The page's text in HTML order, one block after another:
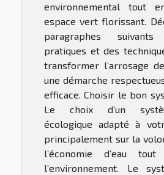
environnemental tout
espace vert florissant.
paragraphes
pratiques et des
transformer l’arrosage
une démarche
efficace. Choisir le bon
Le choix d’un
écologique adapté à
principalement sur la
l’économie d’eau
l’environnement. Le